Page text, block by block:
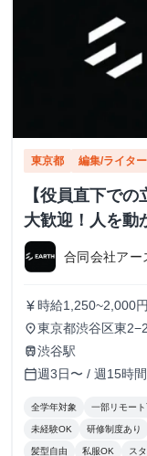
東京都 編集/ライター
【役員直下で
大歓迎！人を動
合同会社アー
currency_yen 時給1,250~2,000
place東京都渋谷区東
train渋谷駅
calendar_today週3日〜 / 週15時
全学年対象 一部リモー
未経験OK 研修制度あり
髪型自由 私服OK ス